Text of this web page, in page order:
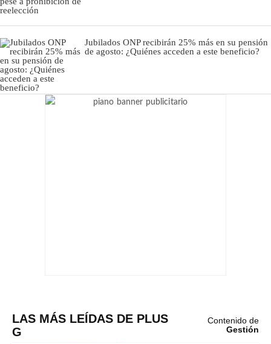
Jubilados ONP recibirán 25% más en su pensión
de agosto: ¿Quiénes acceden a este beneficio?
LAS MÁS LEÍDAS DE PLUS
G
Contenido de
Gestión